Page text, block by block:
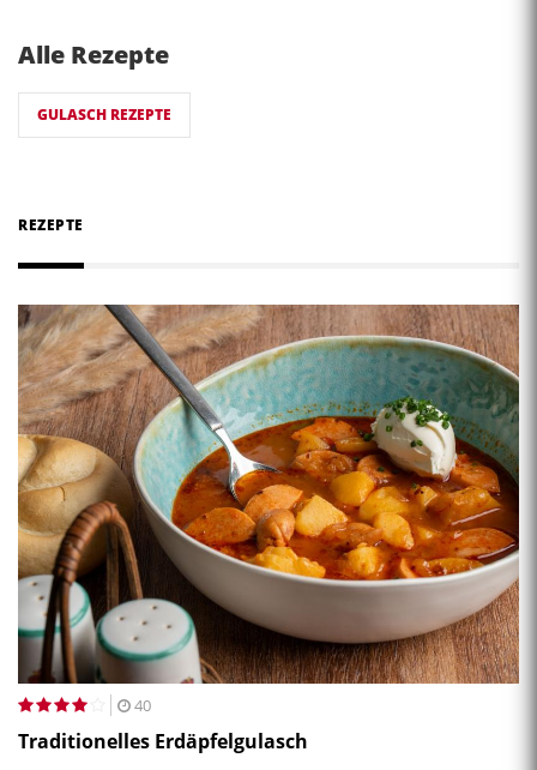
Alle Rezepte
GULASCH REZEPTE
REZEPTE
40
Traditionelles Erdäpfelgulasch